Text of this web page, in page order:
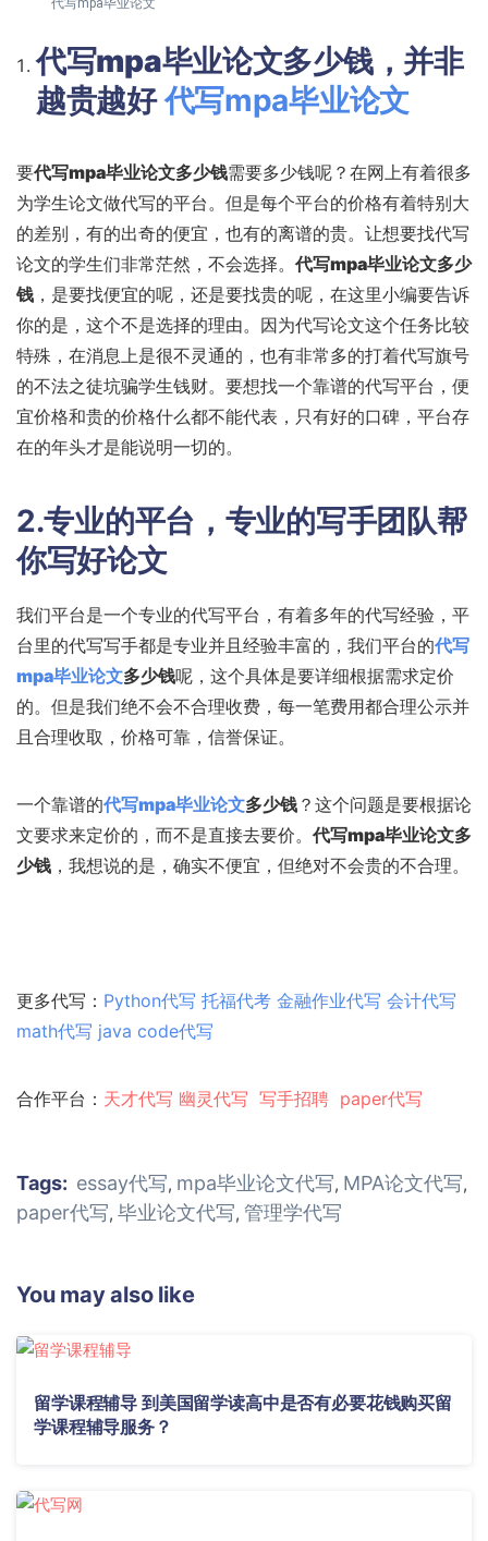
代写mpa毕业论文多少钱，并非
越贵越好代写mpa毕业论文
要代写mpa毕业论文多少钱需要多少钱呢？在网上有着很多
为学生论文做代写的平台。但是每个平台的价格有着特别大
的差别，有的出奇的便宜，也有的离谱的贵。让想要找代写
论文的学生们非常茫然，不会选择。 代写mpa毕业论文多少
钱 ，是要找便宜的呢，还是要找贵的呢，在这里小编要告诉
你的是，这个不是选择的理由。因为代写论文这个任务比较
特殊，在消息上是很不灵通的，也有非常多的打着代写旗号
的不法之徒坑骗学生钱财。要想找一个靠谱的代写平台，便
宜价格和贵的价格什么都不能代表，只有好的口碑，平台存
在的年头才是能说明一切的。
2.专业的平台，专业的写手团队帮
你写好论文
我们平台是一个专业的代写平台，有着多年的代写经验，平
台里的代写写手都是专业并且经验丰富的，我们平台的代写
mpa毕业论文多少钱呢，这个具体是要详细根据需求定价
的。但是我们绝不会不合理收费，每一笔费用都合理公示并
且合理收取，价格可靠，信誉保证。
一个靠谱的代写mpa毕业论文多少钱 ？这个问题是要根据论
文要求来定价的，而不是直接去要价。 代写mpa毕业论文多
少钱 ，我想说的是，确实不便宜，但绝对不会贵的不合理。
更多代写： Python代写 托福代考 金融作业代写 会计代写
math代写 java code代写
合作平台： 天才代写 幽灵代写 写手招聘 paper代写
Tags: essay代写, mpa毕业论文代写, MPA论文代写,
paper代写, 毕业论文代写, 管理学代写
You may also like
留学课程辅导 到美国留学读高中是否有必要花钱购买留
学课程辅导服务？